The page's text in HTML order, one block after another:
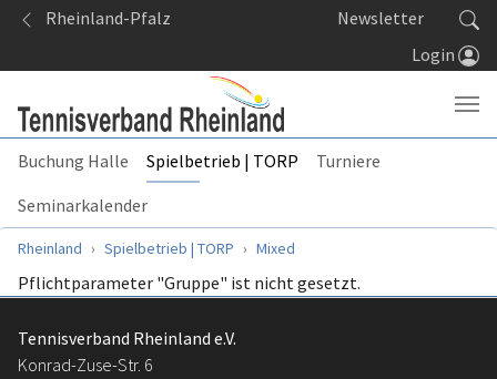
Springe zum Seiteninhalt
Rheinland-Pfalz
Newsletter
Login
Buchung Halle Spielbetrieb | TORP
Turniere
Seminarkalender
Sie sind hier:
Rheinland Spielbetrieb | TORP Mixed
Pflichtparameter "Gruppe" ist nicht gesetzt.
Tennisverband Rheinland e.V.
Konrad-Zuse-Str. 6